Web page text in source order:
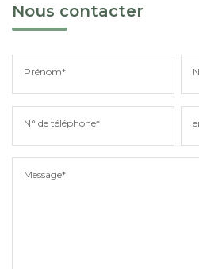
Nous contacter
Prénom*
N° de téléphone*
Message*